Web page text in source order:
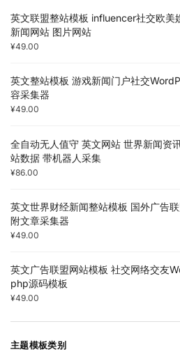
英文联盟整站模板 influencer社交欧美
新闻网站 图片网站
¥49.00
英文整站模板 游戏新闻门户社交
容采集器
¥49.00
全自动无人值守 英文网站 世界新闻资
站数据 带机器人采集
¥86.00
英文世界财经新闻整站模板 国外广告
附文章采集器
¥49.00
英文广告联盟网站模板 社交网络交友
php源码模板
¥49.00
主题模板类别